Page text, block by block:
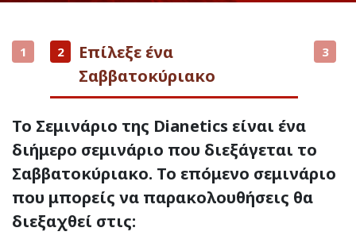
1 2
Επίλεξε ένα
Σαββατοκύριακο
3
Το Σεμινάριο της Dianetics είναι ένα
διήμερο σεμινάριο που διεξάγεται το
Σαββατοκύριακο. Το επόμενο σεμινάριο
που μπορείς να παρακολουθήσεις θα
διεξαχθεί στις: